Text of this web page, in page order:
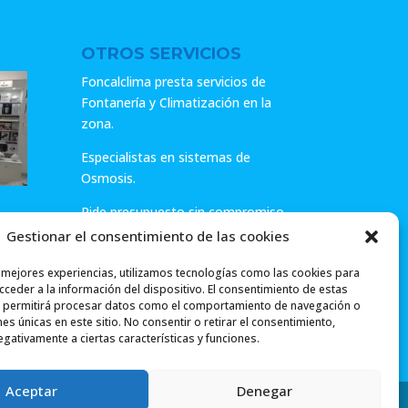
Gestionar el consentimiento de las cookies
experiencias, utilizamos tecnologías como las cookies para
a la información del dispositivo. El consentimiento de estas
procesar datos como el comportamiento de navegación o
únicas en este sitio. No consentir o retirar el consentimiento,
a ciertas características y funciones.
Aceptar Denegar
OTROS SERVICIOS
Foncalclima presta servicios de
Fontanería y Climatización en la
zona.
Especialistas en sistemas de
Osmosis.
Pide presupuesto sin compromiso
o llámanos y haz tu consulta.